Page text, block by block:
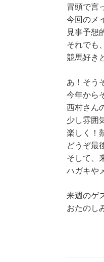
冒頭で言
今回のメ
見事予想
それでも
競馬好き
あ！そう
今年から
西村さん
少し雰囲
楽しく！
どうぞ最
そして、
ハガキや
来週のゲ
おたのし